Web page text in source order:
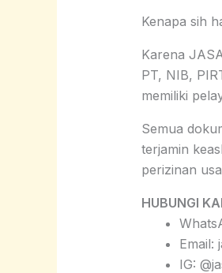
Kenapa sih
Karena
PT, NIB,
memiliki
Semua
terjamin
perizinan
HUBUNGI
Email:
IG: